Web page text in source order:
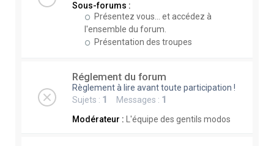
Sous-forums :
Présentez vous... et accédez à
l'ensemble du forum.
Présentation des troupes
Réglement du forum
Règlement à lire avant toute participation !
Sujets : 1 Messages : 1
Modérateur :
L'équipe des gentils modos